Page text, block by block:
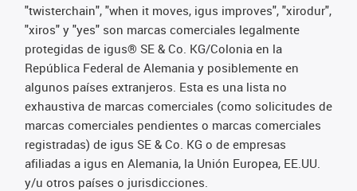
"twisterchain", "when it moves, igus improves", "xirodur",
"xiros" y "yes" son marcas comerciales legalmente
protegidas de igus® SE & Co. KG/Colonia en la
República Federal de Alemania y posiblemente en
algunos países extranjeros. Esta es una lista no
exhaustiva de marcas comerciales (como solicitudes de
marcas comerciales pendientes o marcas comerciales
registradas) de igus SE & Co. KG o de empresas
afiliadas a igus en Alemania, la Unión Europea, EE.UU.
y/u otros países o jurisdicciones.